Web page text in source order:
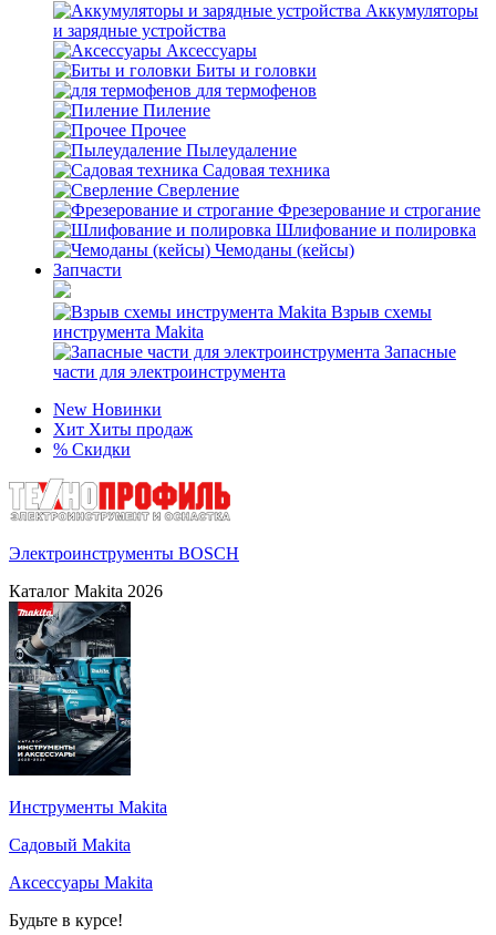
Аккумуляторы
и зарядные устройства
Аксессуары
Биты и головки
для термофенов
Пиление
Прочее
Пылеудаление
Садовая техника
Сверление
Фрезерование и строгание
Шлифование и полировка
Чемоданы (кейсы)
Запчасти
Взрыв схемы
инструмента Makita
Запасные
части для электроинструмента
New Новинки
Хит Хиты продаж
% Скидки
Электроинструменты BOSCH
Каталог Makita 2026
Инструменты Makita
Садовый Makita
Аксессуары Makita
Будьте в курсе!